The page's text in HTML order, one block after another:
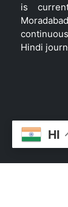
HI
is
Hindi